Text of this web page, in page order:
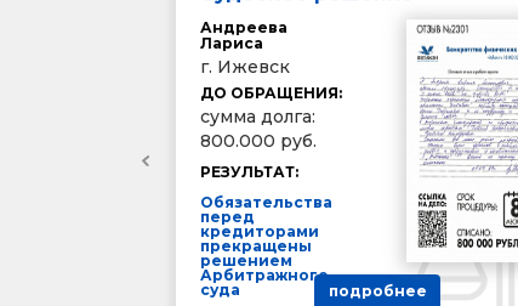
Андреева
Лариса
г. Ижевск
ДО ОБРАЩЕНИЯ:
сумма долга:
800.000 руб.
РЕЗУЛЬТАТ:
Обязательства
перед
кредиторами
прекращены
решением
Арбитражного
суда
подробнее